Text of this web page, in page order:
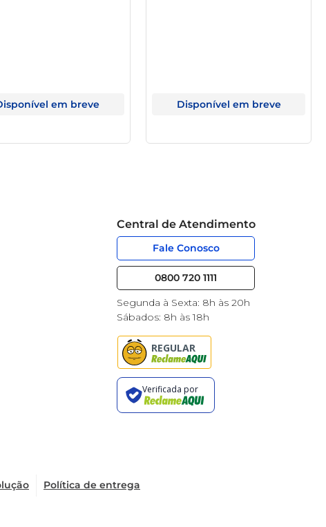
em breve Disponível em breve
Central de Atendimento
Fale Conosco
0800 720 1111
Segunda à Sexta: 8h às 20h
Sábados: 8h às 18h
Política de entrega